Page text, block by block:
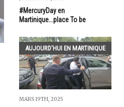
#MercuryDay en
Martinique...place To be
AUJOURD'HUI EN MARTINIQUE
MARS 19TH, 2025